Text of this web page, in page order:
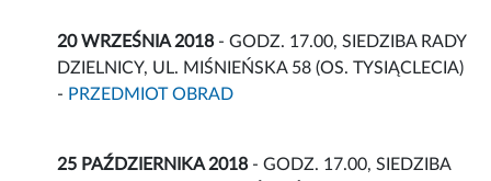
20 WRZEŚNIA 2018- GODZ. 17.00, SIEDZIBA RADY
DZIELNICY, UL. MIŚNIEŃSKA 58 (OS. TYSIĄCLECIA)
- PRZEDMIOT OBRAD
25 PAŹDZIERNIKA 2018- GODZ. 17.00, SIEDZIBA